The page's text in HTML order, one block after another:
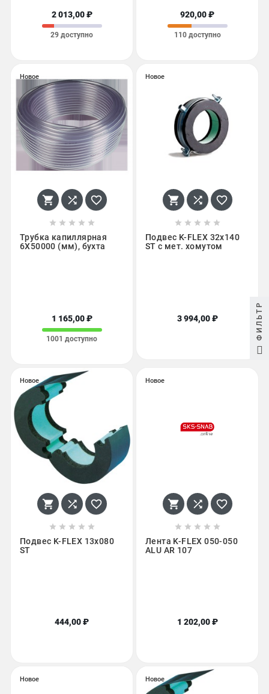
2 013,00 ₽
29 доступно
920,00 ₽
110 доступно
Новое
  
    
Трубка капиллярная
6X50000 (мм), бухта
1 165,00 ₽
1001 доступно
Новое
  
    
Подвес K-FLEX 32x140
ST с мет. хомутом
3 994,00 ₽
Новое
  
    
Подвес K-FLEX 13x080
ST
444,00 ₽
Новое
  
    
Лента K-FLEX 050-050
ALU AR 107
1 202,00 ₽
Новое Новое
ФИЛЬТР